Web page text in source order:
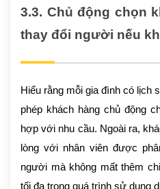
3.3. Chủ động chọn
thay đổi người nếu
Hiểu rằng mỗi gia đình có lịch
phép khách hàng chủ động
hợp với nhu cầu. Ngoài ra,
lòng với nhân viên được
người mà không mất thêm
tối đa trong quá trình sử dụng